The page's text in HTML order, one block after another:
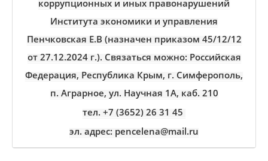
коррупционных и иных правонарушений
Института экономики и управления
Пенчковская Е.В (назначен приказом 45/12/12
от 27.12.2024 г.). Связаться можно: Российская
Федерация, Республика Крым, г. Симферополь,
п. Аграрное, ул. Научная 1А, каб. 210
тел. +7 (3652) 26 31 45
эл. адрес: pencelena@mail.ru